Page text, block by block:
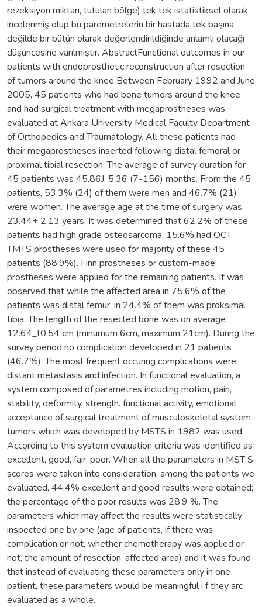
rezeksiyon miktarı, tutulan bölge) tek tek istatistiksel olarak
incelenmiş olup bu paremetrelerin bir hastada tek başına
değilde bir bütün olarak değerlendirildiğinde anlamlı olacağı
düşüncesine varılmıştır. AbstractFunctional outcomes in our
patients with endoprosthetic reconstruction after resection
of tumors around the knee Between February 1992 and June
2005, 45 patients who had bone tumors around the knee
and had surgical treatment with megaprostheses was
evaluated at Ankara University Medical Faculty Department
of Orthopedics and Traumatology. All these patients had
their megaprostheses inserted following distal femoral or
proximal tibial resection. The average of survey duration for
45 patients was 45.86J; 5.36 (7-156) months. From the 45
patients, 53.3% (24) of them were men and 46.7% (21)
were women. The average age at the time of surgery was
23.44+ 2.13 years. It was determined that 62.2% of these
patients had high grade osteosarcoma, 15.6% had OCT.
TMTS prostheses were used for majority of these 45
patients (88.9%). Finn prostheses or custom-made
prostheses were applied for the remaining patients. It was
observed that while the affected area in 75.6% of the
patients was distal femur, in 24.4% of them was proksimal
tibia. The length of the resected bone was on average
12.64_t0.54 cm (minumum 6cm, maximum 21cm). During the
survey period no complication developed in 21 patients
(46.7%). The most frequent occuring complications were
distant metastasis and infection. In functional evaluation, a
system composed of parametres including motion, pain,
stability, deformity, strenglh. functional activity, emotional
acceptance of surgical treatment of musculoskeletal system
tumors which was developed by MSTS in 1982 was used.
According to this system evaluation criteria was identified as
excellent, good, fair, poor. When all the parameters in MST S
scores were taken into consideration, among the patients we
evaluated, 44.4% excellent and good results were obtained;
the percentage of the poor results was 28.9 %. The
parameters which may affect the results were statistically
inspected one by one (age of patients, if there was
complication or not, whether chemotherapy was applied or
not, the amount of resection, affected area) and it was found
that instead of evaluating these parameters only in one
patient, these parameters would be meaningful i f they arc
evaluated as a whole.